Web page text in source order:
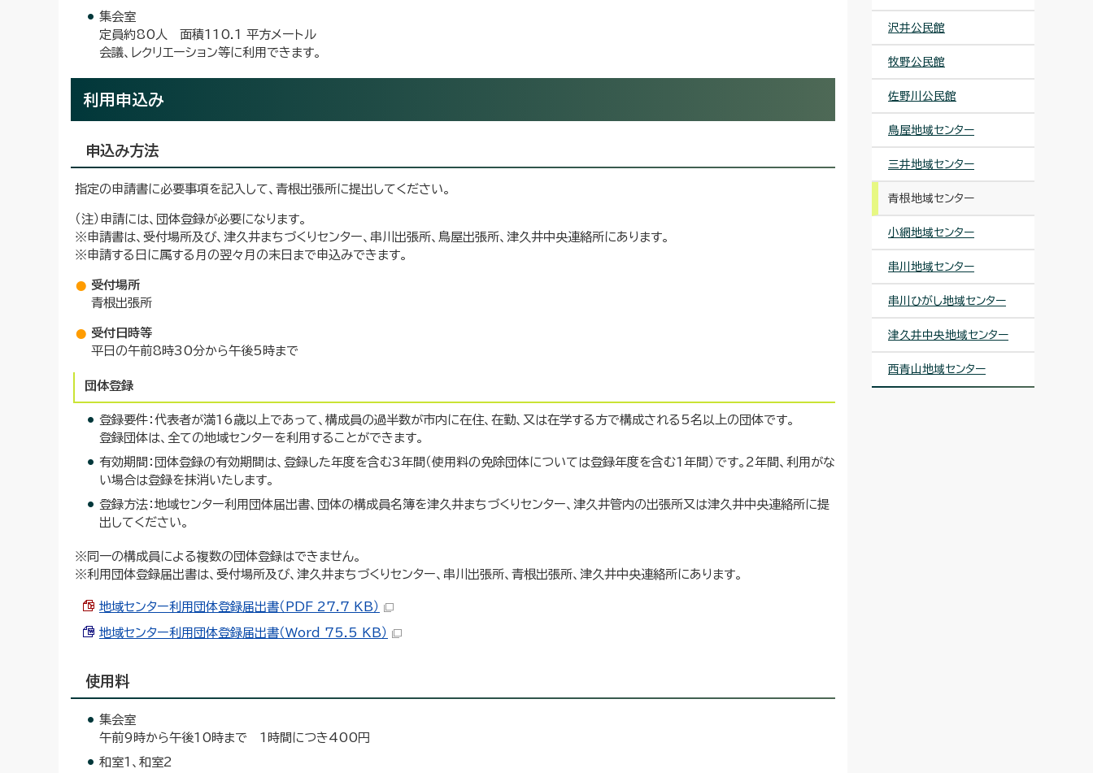
集会室
定員約80人 面積110.1 平方メートル
会議、レクリエーション等に利用できます。
利用申込み
申込み方法
指定の申請書に必要事項を記入して、青根出張所に提出してください。
（注）申請には、団体登録が必要になります。
※申請書は、受付場所及び、津久井まちづくりセンター、串川出張所、鳥屋出張所、津久井中央連絡所にあります。
※申請する日に属する月の翌々月の末日まで申込みできます。
受付場所
青根出張所
受付日時等
平日の午前8時30分から午後5時まで
団体登録
登録要件：代表者が満16歳以上であって、構成員の過半数が市内に在住、在勤、又は在学する方で構成される5名以上の団体です。
登録団体は、全ての地域センターを利用することができます。
有効期間：団体登録の有効期間は、登録した年度を含む3年間（使用料の免除団体については登録年度を含む1年間）です。2年間、利用がな
い場合は登録を抹消いたします。
登録方法：地域センター利用団体届出書、団体の構成員名簿を津久井まちづくりセンター、津久井管内の出張所又は津久井中央連絡所に提
出してください。
※同一の構成員による複数の団体登録はできません。
※利用団体登録届出書は、受付場所及び、津久井まちづくりセンター、串川出張所、青根出張所、津久井中央連絡所にあります。
地域センター利用団体登録届出書（PDF 27.7 KB）
地域センター利用団体登録届出書（Word 75.5 KB）
使用料
集会室
午前9時から午後10時まで 1時間につき400円
和室1、和室2
沢井公民館
牧野公民館
佐野川公民館
鳥屋地域センター
三井地域センター
青根地域センター
小網地域センター
串川地域センター
串川ひがし地域センター
津久井中央地域センター
西青山地域センター